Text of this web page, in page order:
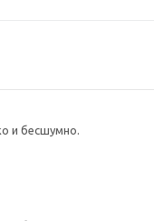
и бесшумно.